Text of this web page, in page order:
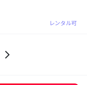
レンタル可